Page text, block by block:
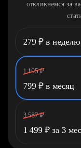
откликнемся за
279 ₽ в неделю
1 195 ₽
799 ₽ в месяц
3 587 ₽
1 499 ₽ за 3